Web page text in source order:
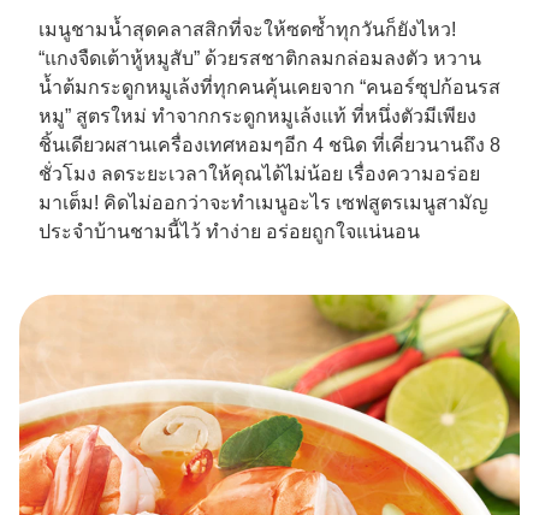
เมนูชามน้ำสุดคลาสสิกที่จะให้ซดซ้ำทุกวันก็ยังไหว!
“แกงจืดเต้าหู้หมูสับ” ด้วยรสชาติกลมกล่อมลงตัว หวาน
น้ำต้มกระดูกหมูเล้งที่ทุกคนคุ้นเคยจาก “คนอร์ซุปก้อนรส
หมู” สูตรใหม่ ทำจากกระดูกหมูเล้งแท้ ที่หนึ่งตัวมีเพียง
ชิ้นเดียวผสานเครื่องเทศหอมๆอีก 4 ชนิด ที่เคี่ยวนานถึง 8
ชั่วโมง ลดระยะเวลาให้คุณได้ไม่น้อย เรื่องความอร่อย
มาเต็ม! คิดไม่ออกว่าจะทำเมนูอะไร เซฟสูตรเมนูสามัญ
ประจำบ้านชามนี้ไว้ ทำง่าย อร่อยถูกใจแน่นอน